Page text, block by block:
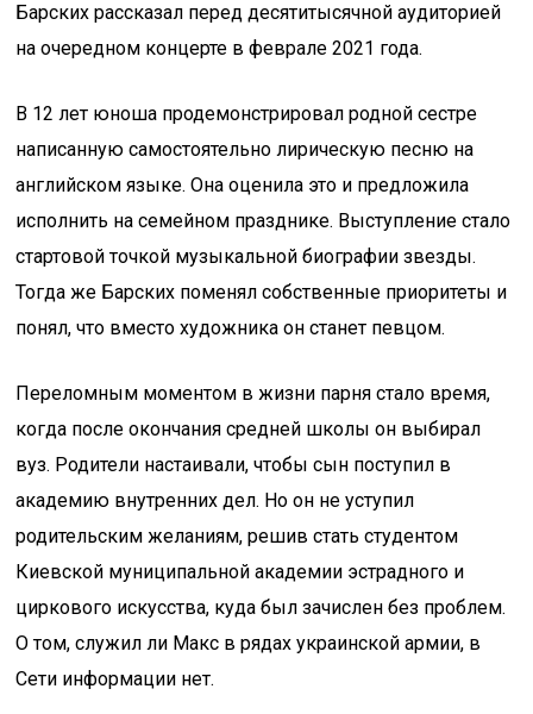
Барских рассказал перед десятитысячной аудиторией
на очередном концерте в феврале 2021 года.
В 12 лет юноша продемонстрировал родной сестре
написанную самостоятельно лирическую песню на
английском языке. Она оценила это и предложила
исполнить на семейном празднике. Выступление стало
стартовой точкой музыкальной биографии звезды.
Тогда же Барских поменял собственные приоритеты и
понял, что вместо художника он станет певцом.
Переломным моментом в жизни парня стало время,
когда после окончания средней школы он выбирал
вуз. Родители настаивали, чтобы сын поступил в
академию внутренних дел. Но он не уступил
родительским желаниям, решив стать студентом
Киевской муниципальной академии эстрадного и
циркового искусства, куда был зачислен без проблем.
О том, служил ли Макс в рядах украинской армии, в
Сети информации нет.